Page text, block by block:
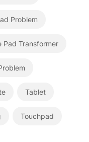
Problem
Pad Transformer
Tablet
Touchpad